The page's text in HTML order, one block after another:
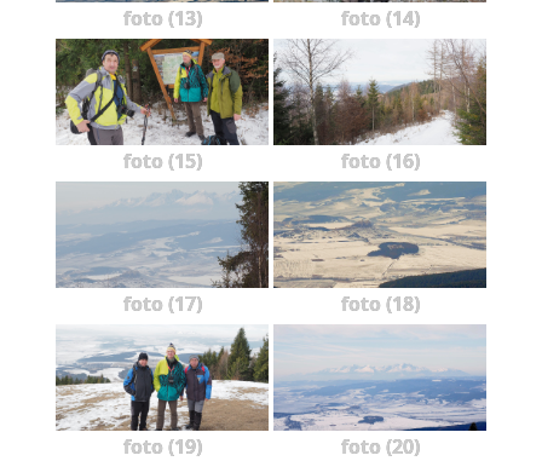
foto (13) foto (14)
foto (15) foto (16)
foto (17) foto (18)
foto (19) foto (20)